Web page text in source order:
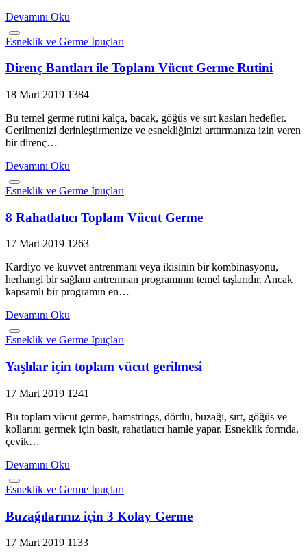
Devamını Oku
Esneklik ve Germe İpuçları
Direnç Bantları ile Toplam Vücut Germe Rutini
18 Mart 2019 1384
Bu temel germe rutini kalça, bacak, göğüs ve sırt kasları hedefler.
Gerilmenizi derinleştirmenize ve esnekliğinizi arttırmanıza izin veren
bir direnç…
Devamını Oku
Esneklik ve Germe İpuçları
8 Rahatlatıcı Toplam Vücut Germe
17 Mart 2019 1263
Kardiyo ve kuvvet antrenmanı veya ikisinin bir kombinasyonu,
herhangi bir sağlam antrenman programının temel taşlarıdır. Ancak
kapsamlı bir programın en…
Devamını Oku
Esneklik ve Germe İpuçları
Yaşlılar için toplam vücut gerilmesi
17 Mart 2019 1241
Bu toplam vücut germe, hamstrings, dörtlü, buzağı, sırt, göğüs ve
kollarını germek için basit, rahatlatıcı hamle yapar. Esneklik formda,
çevik…
Devamını Oku
Esneklik ve Germe İpuçları
Buzağılarınız için 3 Kolay Germe
17 Mart 2019 1133